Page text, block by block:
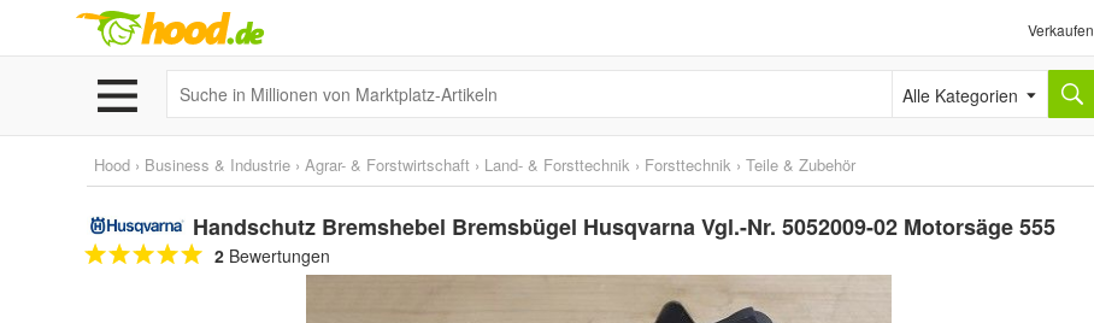
Verkaufen
Alle Kategorien
Hood › Business & Industrie › Agrar- & Forstwirtschaft › Land- & Forsttechnik › Forsttechnik › Teile & Zubehör
Handschutz Bremshebel Bremsbügel Husqvarna Vgl.-Nr. 5052009-02 Motorsäge 555
2 Bewertungen